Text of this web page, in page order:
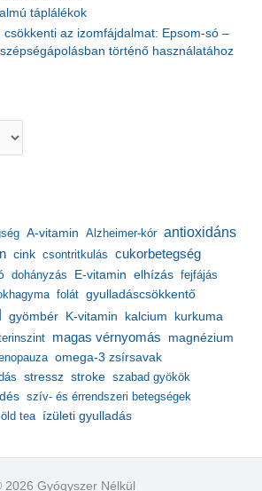
táplálékok
az izomfájdalmat: Epsom-só –
történő használatához
A-vitamin Alzheimer-kór antioxidáns
cink csontritkulás cukorbetegség
dohányzás E-vitamin elhízás fejfájás
folát gyulladáscsökkentő
gyömbér K-vitamin kalcium kurkuma
magas vérnyomás magnézium
omega-3 zsírsavak
stressz stroke szabad gyökök
szív- és érrendszeri betegségek
tea ízületi gyulladás
2026 Gyógyszer Nélkül